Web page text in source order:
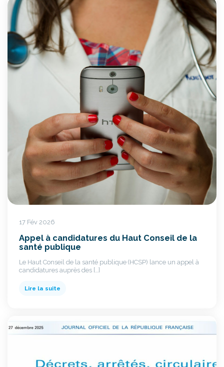
17 Fév 2026
Appel à candidatures du Haut Conseil de la
santé publique
Le Haut Conseil de la santé publique (HCSP) lance un appel à
candidatures auprès des […]
Lire la suite